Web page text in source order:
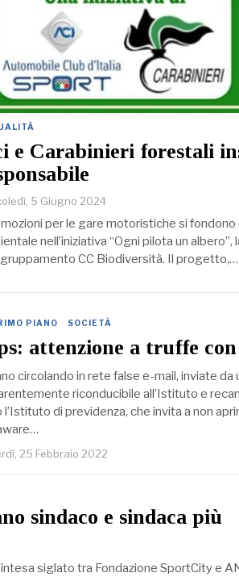
e Carabinieri forestali
5 Giugno 2024
per le gare motoristiche si
nell’iniziativa “Ogni pilota un
CC Biodiversità. Il progetto,…
PIANO · SOCIETÀ
attenzione a truffe
circolando in rete false e-mail, inviate
riconducibile all’Istituto e
l’Istituto di previdenza, che invita a non
25 Febbraio 2022
sindaco e sindaca più
siglato tra Fondazione SportCity e